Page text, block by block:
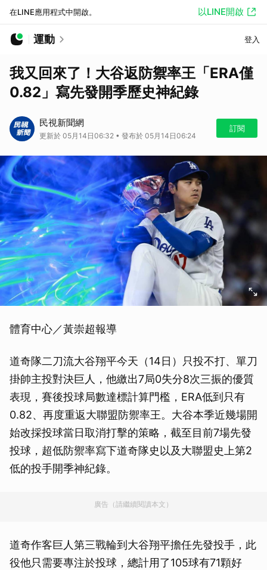
在LINE應用程式中開啟。 以LINE開啟
運動 登入
我又回來了！大谷返防禦率王「ERA僅
0.82」寫先發開季歷史神紀錄
民視新聞網
更新於 05月14日06:32 • 發布於 05月14日06:24
訂閱
體育中心／黃崇超報導
道奇隊二刀流大谷翔平今天（14日）只投不打、單刀
掛帥主投對決巨人，他繳出7局0失分8次三振的優質
表現，賽後投球局數達標計算門檻，ERA低到只有
0.82、再度重返大聯盟防禦率王。大谷本季近幾場開
始改採投球當日取消打擊的策略，截至目前7場先發
投球，超低防禦率寫下道奇隊史以及大聯盟史上第2
低的投手開季神紀錄。
廣告（請繼續閱讀本文）
道奇作客巨人第三戰輪到大谷翔平擔任先發投手，此
役他只需要專注於投球，總計用了105球有71顆好